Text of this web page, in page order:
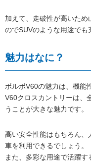
加えて、走破性が高いた
のでSUVのような用途でも
魅力はなに？
ボルボV60の魅力は、機能
V60クロスカントリーは、
うことが大きな魅力です。
高い安全性能はもちろん、
車を利用できるでしょう。
また、多彩な用途で活躍す